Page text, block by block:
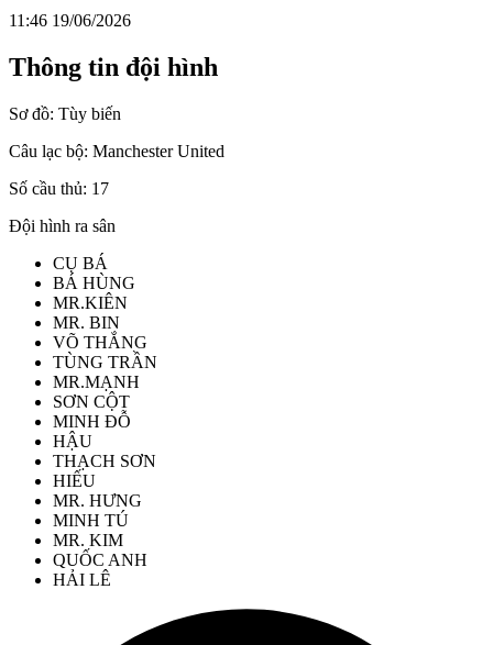
11:46 19/06/2026
Thông tin đội hình
Sơ đồ: Tùy biến
Câu lạc bộ: Manchester United
Số cầu thủ: 17
Đội hình ra sân
CỤ BÁ
BÁ HÙNG
MR.KIÊN
MR. BIN
VÕ THẮNG
TÙNG TRẦN
MR.MẠNH
SƠN CỘT
MINH ĐỖ
HẬU
THẠCH SƠN
HIẾU
MR. HƯNG
MINH TÚ
MR. KIM
QUỐC ANH
HẢI LÊ